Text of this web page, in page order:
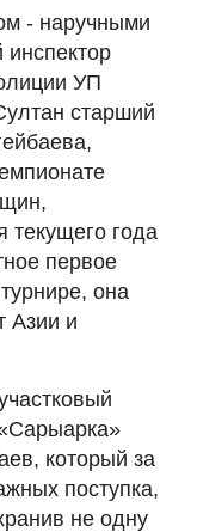
- наручными
инспектор
УП
старший
текущего года
первое
она
Азии и
который за
поступка,
не одну